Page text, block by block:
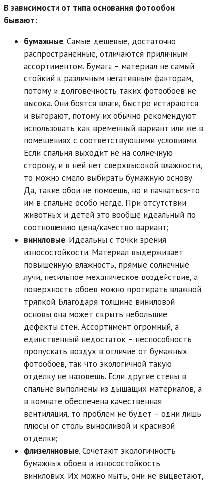
В зависимости от типа основания фотообои
бывают:
бумажные. Самые дешевые, достаточно
распространенные, отличаются приличным
ассортиментом. Бумага – материал не самый
стойкий к различным негативным факторам,
потому и долговечность таких фотообоев не
высока. Они боятся влаги, быстро истираются
и выгорают, потому их обычно рекомендуют
использовать как временный вариант или же в
помещениях с соответствующими условиями.
Если спальня выходит не на солнечную
сторону, и в ней нет сверхвысокой влажности,
то можно смело выбирать бумажную основу.
Да, такие обои не помоешь, но и пачкаться-то
им в спальне особо негде. При отсутствии
животных и детей это вообще идеальный по
соотношению цена/качество вариант;
виниловые. Идеальны с точки зрения
износостойкости. Материал выдерживает
повышенную влажность, прямые солнечные
лучи, несильное механическое воздействие, а
поверхность обоев можно протирать влажной
тряпкой. Благодаря толщине виниловой
основы она может скрыть небольшие
дефекты стен. Ассортимент огромный, а
единственный недостаток – неспособность
пропускать воздух в отличие от бумажных
фотообоев, так что экологичной такую
отделку не назовешь. Если другие стены в
спальне выполнены из дышащих материалов, а
в комнате обеспечена качественная
вентиляция, то проблем не будет – одни лишь
плюсы от столь выносливой и красивой
отделки;
флизелиновые. Сочетают экологичность
бумажных обоев и износостойкость
виниловых. Их можно мыть, они не выцветают,